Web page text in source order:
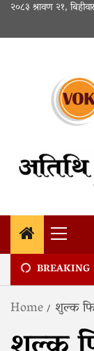
Skip
content
२०८३ श्रावण २१,
Menu
BREAKING
Resolution
Home शुल्क